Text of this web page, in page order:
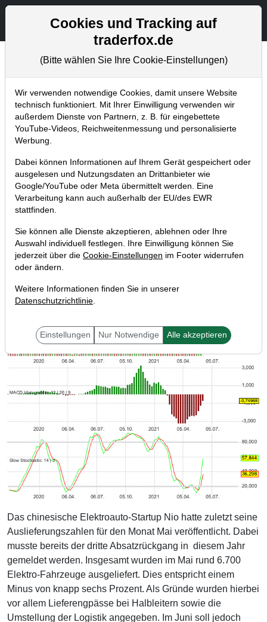
Aktien- und Artikelsuche
Chartanalysen
Home Blog Chartanalysen
Chartanalyse Nio: Frisches
Kaufsignal! Aktie vor der nächsten
Verdopplung
08.06.2021 um 06:44 Uhr | P. Uhlschmied
Das chinesische Elektroauto-Startup Nio hatte zuletzt seine
Auslieferungszahlen für den Monat Mai veröffentlicht. Dabei
musste bereits der dritte Absatzrückgang in diesem Jahr
gemeldet werden. Insgesamt wurden im Mai rund 6.700
Elektro-Fahrzeuge ausgeliefert. Dies entspricht einem
Minus von knapp sechs Prozent. Als Gründe wurden hierbei
vor allem Lieferengpässe bei Halbleitern sowie die
Umstellung der Logistik angegeben. Im Juni soll jedoch
Cookies und Tracking auf
traderfox.de
(Bitte wählen Sie Ihre Cookie-Einstellungen)
Wir verwenden notwendige Cookies, damit unsere Website
technisch funktioniert. Mit Ihrer Einwilligung verwenden wir
außerdem Dienste von Partnern, z. B. für eingebettete
YouTube-Videos, Reichweitenmessung und personalisierte
Werbung.
Dabei können Informationen auf Ihrem Gerät gespeichert oder
ausgelesen und Nutzungsdaten an Drittanbieter wie
Google/YouTube oder Meta übermittelt werden. Eine
Verarbeitung kann auch außerhalb der EU/des EWR
stattfinden.
Sie können alle Dienste akzeptieren, ablehnen oder Ihre
Auswahl individuell festlegen. Ihre Einwilligung können Sie
jederzeit über die Cookie-Einstellungen im Footer widerrufen
oder ändern.
Weitere Informationen finden Sie in unserer
Datenschutzrichtlinie.
Einstellungen Nur Notwendige Alle akzeptieren